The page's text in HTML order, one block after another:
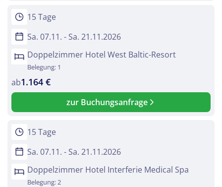
15 Tage
Sa. 07.11. - Sa. 21.11.2026
Doppelzimmer Hotel West Baltic-Resort
Belegung: 1
ab1.164 €
zur Buchungsanfrage
15 Tage
Sa. 07.11. - Sa. 21.11.2026
Doppelzimmer Hotel Interferie Medical Spa
Belegung: 2